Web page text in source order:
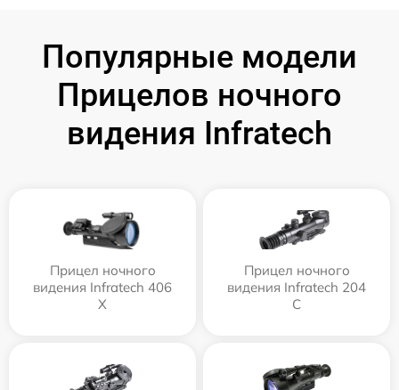
Популярные модели
Прицелов ночного
видения Infratech
Прицел ночного
видения Infratech 406
Х
Прицел ночного
видения Infratech 204
С